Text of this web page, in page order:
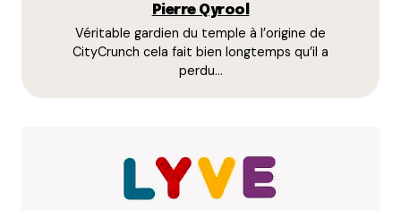
Répondre
3 septembre 2018 à 22 h 07 min
Pierre Qyrool
Véritable gardien du temple à l’origine de
CityCrunch cela fait bien longtemps qu’il a
perdu…